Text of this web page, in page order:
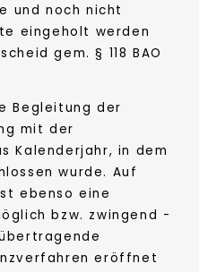
und noch nicht
eingeholt werden
gem. § 118 BAO
Begleitung der
mit der
Kalenderjahr, in dem
wurde. Auf
ebenso eine
bzw. zwingend -
eröffnet